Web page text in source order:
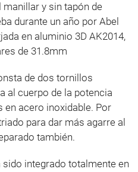
y sin tapón de
durante un año por Abel
en aluminio 3D AK2014,
de 31.8mm
al cuerpo de la potencia
acero inoxidable. Por
para dar más agarre al
también.